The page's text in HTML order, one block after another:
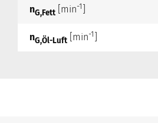
nG,Fett [min-1
nG,Öl-Luft [min-1